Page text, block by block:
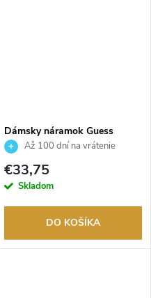
Dámsky náramok Guess
JUBB05546JWRHS
Až 100 dní na vrátenie
tovaru. Autorizovaný predajca.
€33,75
Skladom
DO KOŠÍKA